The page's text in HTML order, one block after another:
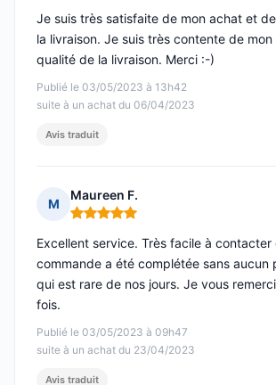
Publié le 03/05/2023 à 13h42
suite à un achat du 06/04/2023
Je suis très satisfaite de mon achat et
la livraison. Je suis très contente de
qualité de la livraison. Merci :-)
Avis traduit
M
Maureen F.
Note : 5 sur 5
Publié le 03/05/2023 à 09h47
suite à un achat du 23/04/2023
Excellent service. Très facile à contacter
commande a été complétée sans aucun
qui est rare de nos jours. Je vous
fois.
Avis traduit